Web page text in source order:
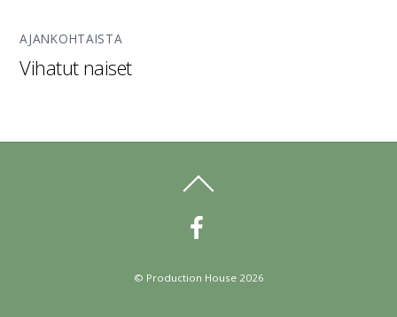
AJANKOHTAISTA
Vihatut naiset
© Production House2026